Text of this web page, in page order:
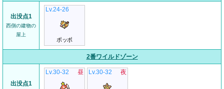
出没点1
西側の建物の
屋上
Lv.24-26
ポッポ
2番ワイルドゾーン
出没点1
Lv.30-32 昼 Lv.30-32 夜